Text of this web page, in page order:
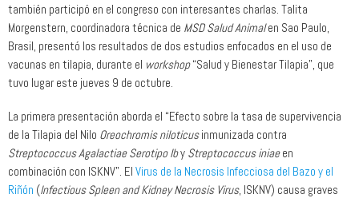
también participó en el congreso con interesantes charlas. Talita
Morgenstern, coordinadora técnica de MSD Salud Animalen Sao Paulo,
Brasil, presentó los resultados de dos estudios enfocados en el uso de
vacunas en tilapia, durante el workshop“Salud y Bienestar Tilapia”, que
tuvo lugar este jueves 9 de octubre.
La primera presentación aborda el “Efecto sobre la tasa de supervivencia
de la Tilapia del Nilo Oreochromis niloticusinmunizada contra
Streptococcus Agalactiae Serotipo Iby Streptococcus iniaeen
combinación con ISKNV”. El Virus de la Necrosis Infecciosa del Bazo y el
Riñón (Infectious Spleen and Kidney Necrosis Virus, ISKNV) causa graves